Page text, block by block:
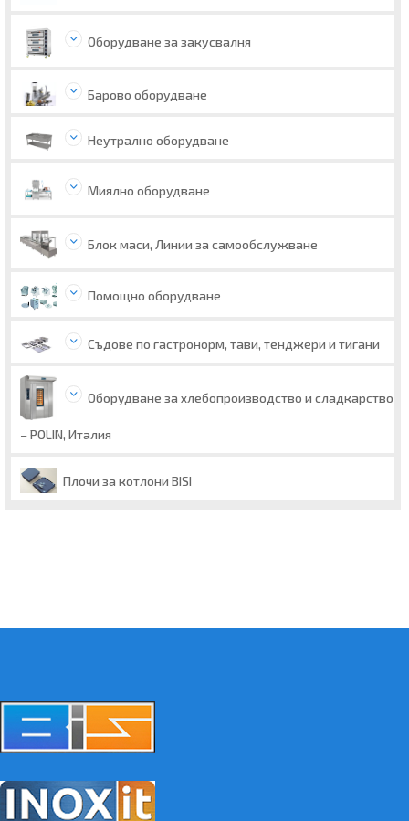
Оборудване за закусвалня
Барово оборудване
Неутрално оборудване
Миялно оборудване
Блок маси, Линии за самообслужване
Помощно оборудване
Съдове по гастронорм, тави, тенджери и тигани
Оборудване за хлебопроизводство и сладкарство
– POLIN, Италия
Плочи за котлони BISI